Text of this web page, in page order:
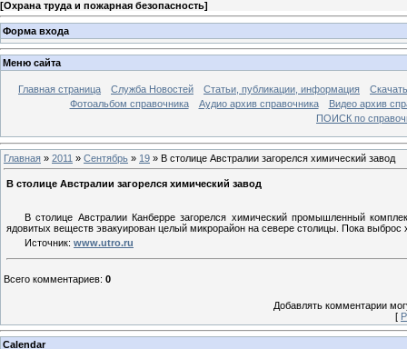
[Охрана труда и пожарная безопасность]
Форма входа
Меню сайта
Главная страница Служба Новостей Статьи, публикации, информация
Фотоальбом справочника
Аудио архив справочника
Видео архив
ПОИСК по
Главная » 2011 » Сентябрь » 19 » В столице Австралии загорелся химический завод
В столице Австралии загорелся химический завод
В столице Австралии Канберре загорелся химический промышленный
ядовитых веществ эвакуирован целый микрорайон на севере столицы. Пока
Источник: www.utro.ru
Всего комментариев: 0
Добавлять комментарии
[
Calendar